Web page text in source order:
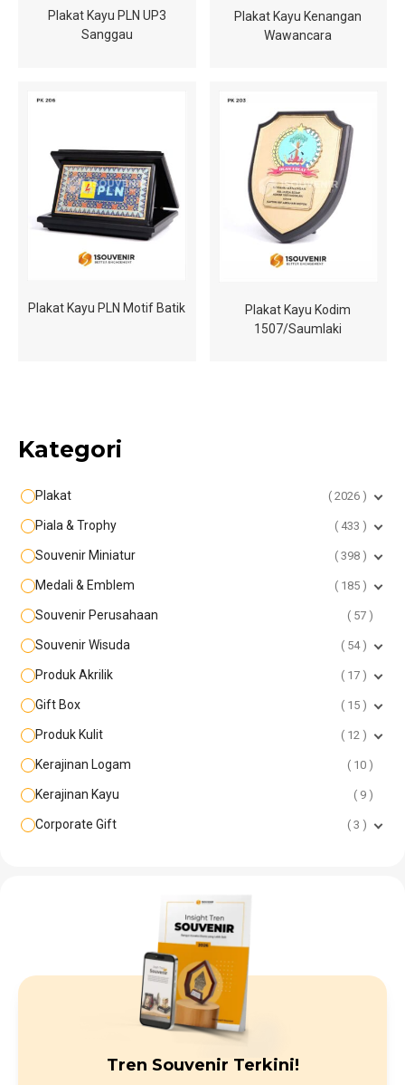
Plakat Kayu PLN UP3
Sanggau
Plakat Kayu Kenangan
Wawancara
Plakat Kayu PLN Motif Batik
Plakat Kayu Kodim
1507/Saumlaki
Kategori
Plakat 2026
Piala & Trophy 433
Souvenir Miniatur 398
Medali & Emblem 185
Souvenir Perusahaan 57
Souvenir Wisuda 54
Produk Akrilik 17
Gift Box 15
Produk Kulit 12
Kerajinan Logam 10
Kerajinan Kayu 9
Corporate Gift 3
Tren Souvenir Terkini!